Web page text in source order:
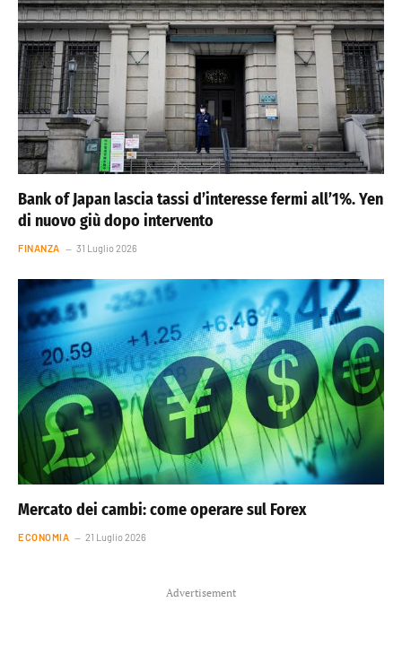
Bank of Japan lascia tassi d’interesse fermi all’1%. Yen
di nuovo giù dopo intervento
FINANZA 31 Luglio 2026
Mercato dei cambi: come operare sul Forex
ECONOMIA 21 Luglio 2026
Advertisement